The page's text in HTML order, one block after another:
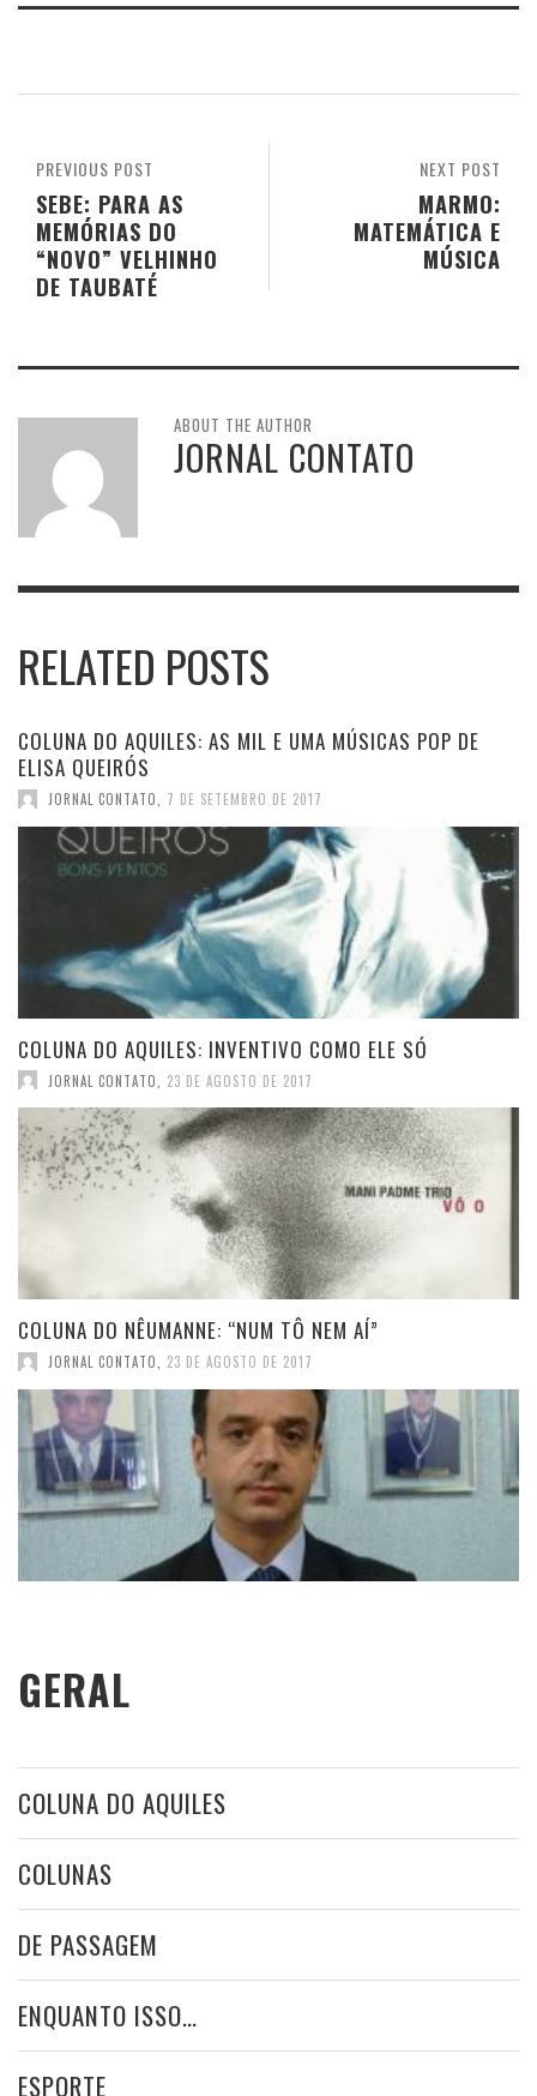
NEXT POST
MARMO:
MATEMÁTICA E
MÚSICA
PREVIOUS POST
SEBE: PARA AS
MEMÓRIAS DO
“NOVO” VELHINHO
DE TAUBATÉ
ABOUT THE AUTHOR
JORNAL CONTATO
RELATED POSTS
COLUNA DO AQUILES: AS MIL E UMA MÚSICAS POP DE
ELISA QUEIRÓS
JORNAL CONTATO 7 DE SETEMBRO DE 2017
COLUNA DO AQUILES: INVENTIVO COMO ELE SÓ
JORNAL CONTATO 23 DE AGOSTO DE 2017
COLUNA DO NÊUMANNE: “NUM TÔ NEM AÍ”
JORNAL CONTATO 23 DE AGOSTO DE 2017
GERAL
COLUNA DO AQUILES
COLUNAS
DE PASSAGEM
ENQUANTO ISSO…
ESPORTE